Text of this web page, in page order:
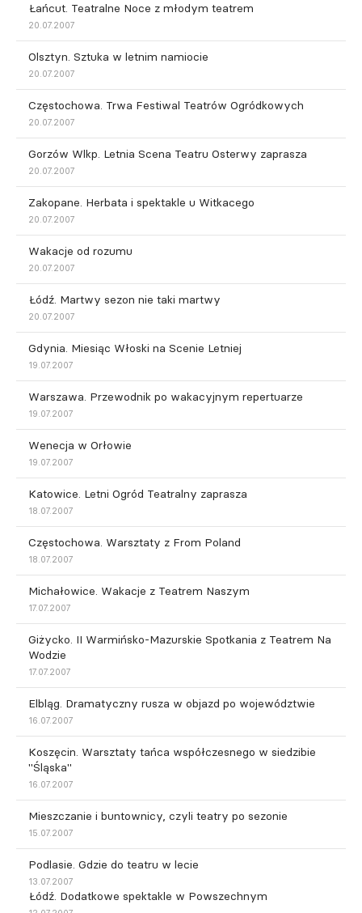
Łańcut. Teatralne Noce z młodym teatrem
20.07.2007
Olsztyn. Sztuka w letnim namiocie
20.07.2007
Częstochowa. Trwa Festiwal Teatrów Ogródkowych
20.07.2007
Gorzów Wlkp. Letnia Scena Teatru Osterwy zaprasza
20.07.2007
Zakopane. Herbata i spektakle u Witkacego
20.07.2007
Wakacje od rozumu
20.07.2007
Łódź. Martwy sezon nie taki martwy
20.07.2007
Gdynia. Miesiąc Włoski na Scenie Letniej
19.07.2007
Warszawa. Przewodnik po wakacyjnym repertuarze
19.07.2007
Wenecja w Orłowie
19.07.2007
Katowice. Letni Ogród Teatralny zaprasza
18.07.2007
Częstochowa. Warsztaty z From Poland
18.07.2007
Michałowice. Wakacje z Teatrem Naszym
17.07.2007
Giżycko. II Warmińsko-Mazurskie Spotkania z Teatrem Na
Wodzie
17.07.2007
Elbląg. Dramatyczny rusza w objazd po województwie
16.07.2007
Koszęcin. Warsztaty tańca współczesnego w siedzibie
"Śląska"
16.07.2007
Mieszczanie i buntownicy, czyli teatry po sezonie
15.07.2007
Podlasie. Gdzie do teatru w lecie
13.07.2007
Łódź. Dodatkowe spektakle w Powszechnym